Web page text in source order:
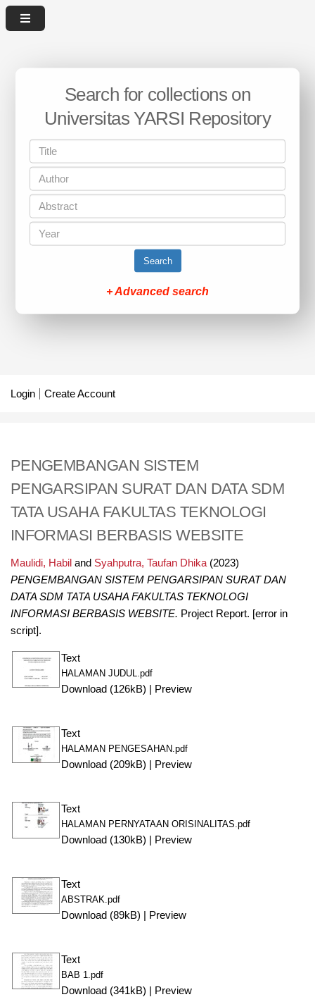
Search for collections on
Universitas YARSI Repository
Search
+ Advanced search
Login Create Account
PENGEMBANGAN SISTEM
PENGARSIPAN SURAT DAN DATA SDM
TATA USAHA FAKULTAS TEKNOLOGI
INFORMASI BERBASIS WEBSITE
Maulidi, Habil and Syahputra, Taufan Dhika(2023)
PENGEMBANGAN SISTEM PENGARSIPAN SURAT DAN
DATA SDM TATA USAHA FAKULTAS TEKNOLOGI
INFORMASI BERBASIS WEBSITE. Project Report. [error in
script].
Text
HALAMAN JUDUL.pdf
Download (126kB) Preview
Text
HALAMAN PENGESAHAN.pdf
Download (209kB) Preview
Text
HALAMAN PERNYATAAN ORISINALITAS.pdf
Download (130kB) Preview
Text
ABSTRAK.pdf
Download (89kB) Preview
Text
BAB 1.pdf
Download (341kB) Preview